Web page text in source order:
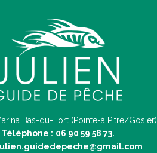
Bas-du-Fort (Pointe-à Pitre/Gosier)
Téléphone : 06 90 59 58 73.